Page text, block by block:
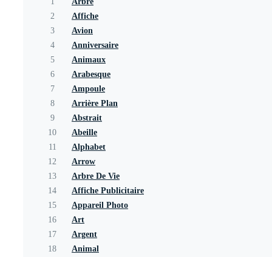
2
Affiche
3
Avion
4
Anniversaire
5
Animaux
6
Arabesque
7
Ampoule
8
Arrière Plan
9
Abstrait
10
Abeille
11
Alphabet
12
Arrow
13
Arbre De Vie
14
Affiche Publicitaire
15
Appareil Photo
16
Art
17
Argent
18
Animal